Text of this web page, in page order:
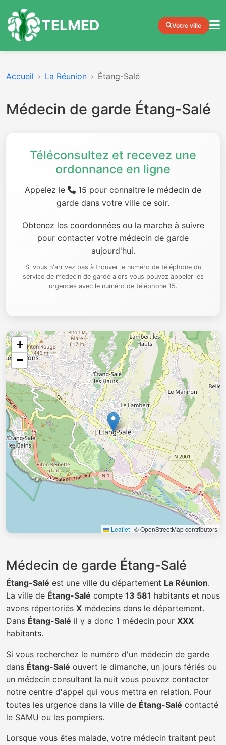
TELMED Votre ville
Accueil La Réunion Étang-Salé
Médecin de garde Étang-Salé
Téléconsultez et recevez une
ordonnance en ligne
Appelez le
15 pour connaitre le médecin de
garde dans votre ville ce soir.
Obtenez les coordonnées ou la marche à suivre
pour contacter votre médecin de garde
aujourd'hui.
Si vous n'arrivez pas à trouver le numéro de téléphone du
service de medecin de garde alors vous pouvez appeler les
urgences avec le numéro de téléphone 15.
+
−
Leaflet | © OpenStreetMap contributors
Médecin de garde Étang-Salé
Étang-Salé est une ville du département La Réunion.
La ville de Étang-Salé compte 13 581 habitants et nous
avons répertoriés X médecins dans le département.
Dans Étang-Salé il y a donc 1 médecin pour XXX
habitants.
Si vous recherchez le numéro d'un médecin de garde
dans Étang-Salé ouvert le dimanche, un jours fériés ou
un médecin consultant la nuit vous pouvez contacter
notre centre d'appel qui vous mettra en relation. Pour
toutes les urgence dans la ville de Étang-Salé contacté
le SAMU ou les pompiers.
Lorsque vous êtes malade, votre médecin traitant peut